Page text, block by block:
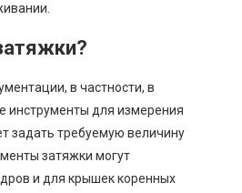
в частности, в
инструменты для измерения
задать требуемую величину
затяжки могут
и для крышек коренных